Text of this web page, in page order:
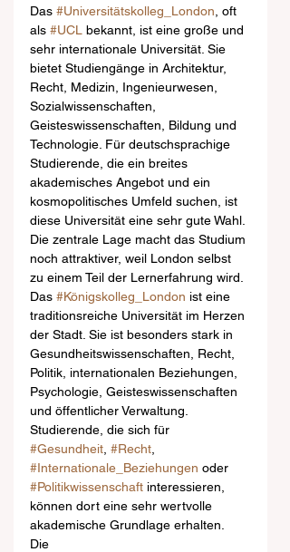
Das #Universitätskolleg_London , oft
als #UCL bekannt, ist eine große und
sehr internationale Universität. Sie
bietet Studiengänge in Architektur,
Recht, Medizin, Ingenieurwesen,
Sozialwissenschaften,
Geisteswissenschaften, Bildung und
Technologie. Für deutschsprachige
Studierende, die ein breites
akademisches Angebot und ein
kosmopolitisches Umfeld suchen, ist
diese Universität eine sehr gute Wahl.
Die zentrale Lage macht das Studium
noch attraktiver, weil London selbst
zu einem Teil der Lernerfahrung wird.
Das #Königskolleg_London ist eine
traditionsreiche Universität im Herzen
der Stadt. Sie ist besonders stark in
Gesundheitswissenschaften, Recht,
Politik, internationalen Beziehungen,
Psychologie, Geisteswissenschaften
und öffentlicher Verwaltung.
Studierende, die sich für
#Gesundheit #Recht
#Internationale_Beziehungen oder
#Politikwissenschaft interessieren,
können dort eine sehr wertvolle
akademische Grundlage erhalten.
Die